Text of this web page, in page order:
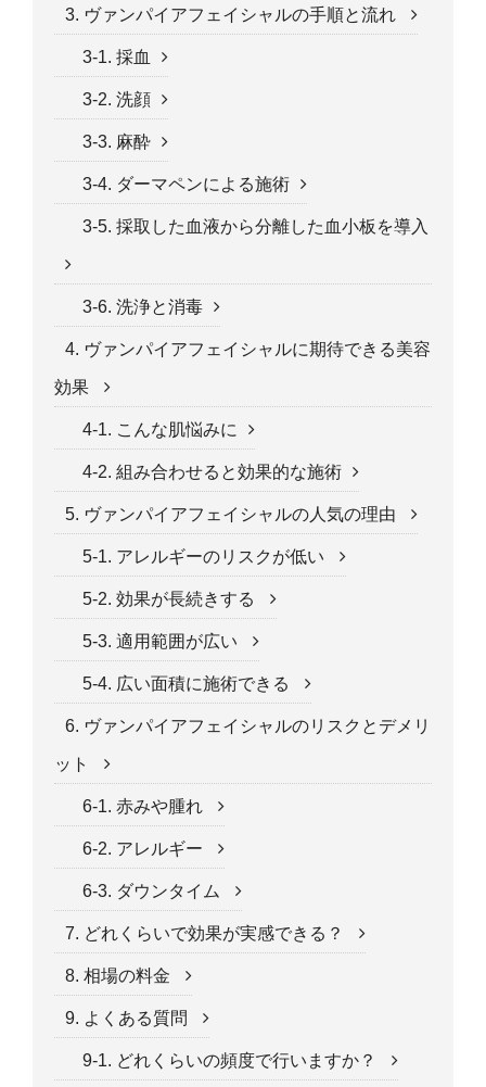
3. ヴァンパイアフェイシャルの手順と流れ
3-1. 採血
3-2. 洗顔
3-3. 麻酔
3-4. ダーマペンによる施術
3-5. 採取した血液から分離した血小板を導入
3-6. 洗浄と消毒
4. ヴァンパイアフェイシャルに期待できる美容
効果
4-1. こんな肌悩みに
4-2. 組み合わせると効果的な施術
5. ヴァンパイアフェイシャルの人気の理由
5-1. アレルギーのリスクが低い
5-2. 効果が長続きする
5-3. 適用範囲が広い
5-4. 広い面積に施術できる
6. ヴァンパイアフェイシャルのリスクとデメリ
ット
6-1. 赤みや腫れ
6-2. アレルギー
6-3. ダウンタイム
7. どれくらいで効果が実感できる？
8. 相場の料金
9. よくある質問
9-1. どれくらいの頻度で行いますか？